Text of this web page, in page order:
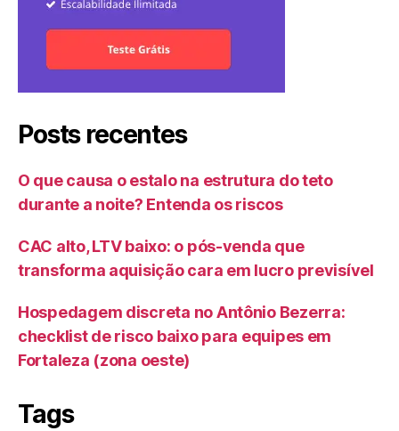
Posts recentes
O que causa o estalo na estrutura do teto
durante a noite? Entenda os riscos
CAC alto, LTV baixo: o pós-venda que
transforma aquisição cara em lucro previsível
Hospedagem discreta no Antônio Bezerra:
checklist de risco baixo para equipes em
Fortaleza (zona oeste)
Tags